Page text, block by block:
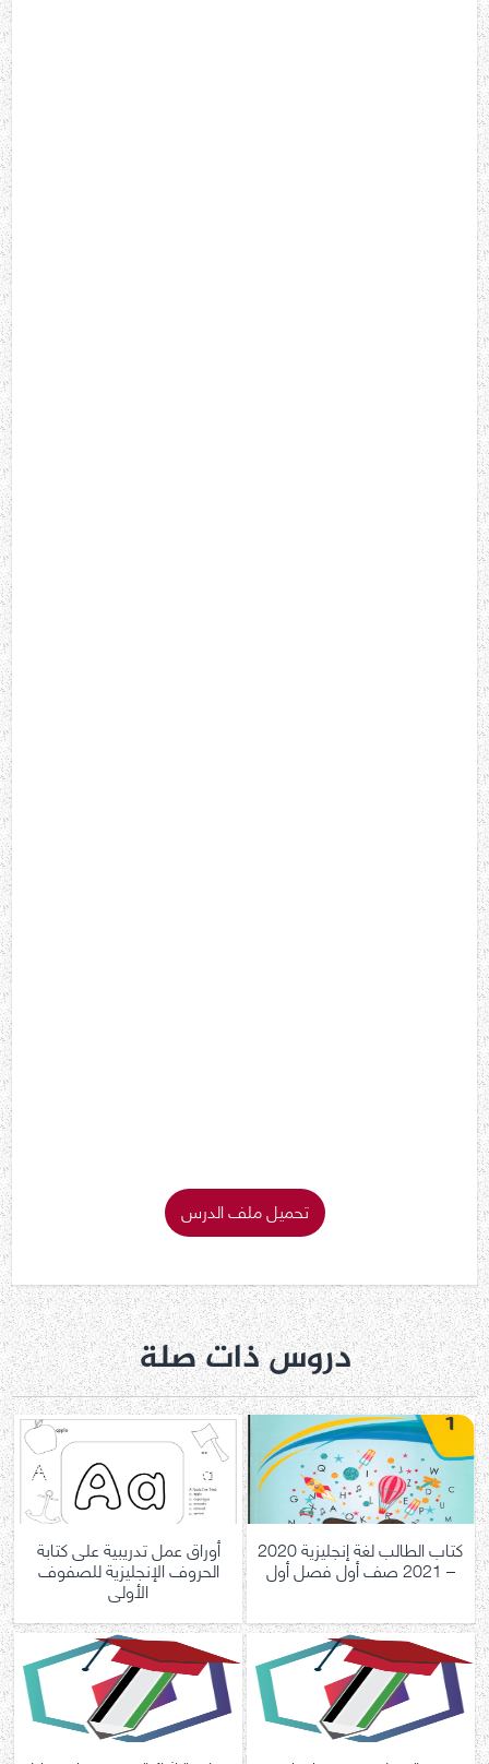
تحميل ملف الدرس
دروس ذات صلة
كتاب الطالب لغة إنجليزية 2020
– 2021 صف أول فصل أول
أوراق عمل تدريبية على كتابة
الحروف الإنجليزية للصفوف
الأولى